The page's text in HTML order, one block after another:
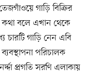
গাড়ি বিক্রির
কথা বলে এখান থেকে
চারটি গাড়ি নেন এবি
পরিচালক
প্রগতি সরণি এলাকায়